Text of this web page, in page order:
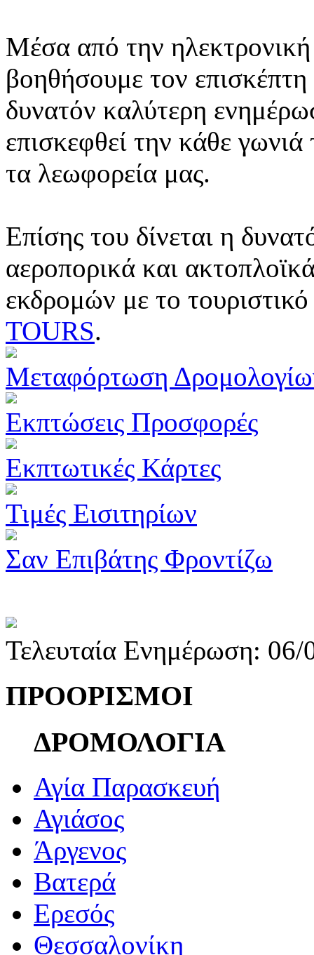
Μέσα από την ηλεκτρονική
βοηθήσουμε τον
δυνατόν καλύτερη
επισκεφθεί την κάθε
τα λεωφορεία μας.
Επίσης του δίνεται η
αεροπορικά και
εκδρομών με το
TOURS.
Μεταφόρτωση
Εκπτώσεις Προσφορές
Εκπτωτικές Κάρτες
Τιμές Εισιτηρίων
Σαν Επιβάτης Φροντίζω
Τελευταία Ενημέρωση:
ΠΡΟΟΡΙΣΜΟΙ
ΔΡΟΜΟΛΟΓΙΑ
Αγία Παρασκευή
Αγιάσος
Άργενος
Βατερά
Ερεσός
Θεσσαλονίκη